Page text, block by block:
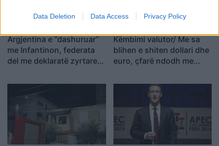
Data Deletion Data Access Privacy Policy
Argjentina e “dashuruar”
me Infantinon, federata
del me deklaratë zyrtare:
Këmbimi valutor/ Me sa
blihen e shiten dollari dhe
euro, çfarë ndodh me